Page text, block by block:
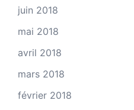
juin 2018
mai 2018
avril 2018
mars 2018
février 2018